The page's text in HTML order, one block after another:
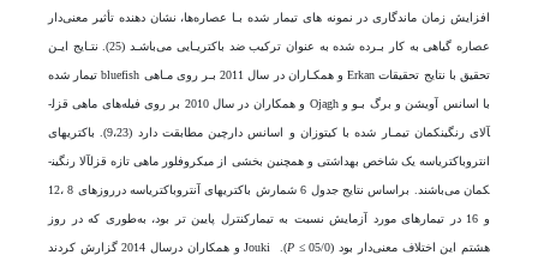
افزایش زمان ماندگاری در نمونه های تیمار شده بـا عصاره‌ها، نشان دهنده تأثیر معنی‌دار
عصاره گیاهی به کار بـرده شده به عنوان ترکیب ضد باکتریـایی می‌باشـد (25). نتـایج ایـن
تحقیق با نتایج تحقیقات Erkan و همکـاران در سال 2011 بـر روی مـاهی bluefish تیمار شده
با اسانس آویشن و برگ بـو و Ojagh و همکاران در سال 2010 بر روی فیله‌های ماهی قزل­
آلای رنگین­کمان تیمـار شده با کیتوزان و اسانس دارچین مطابقت دارد (9،23). باکتری­های
انتروباکتریاسه یک شاخص بهداشتی و همچنین بخشی از میکروفلور ماهی تازه قزل­آلا رنگین­
کمان می‌باشند. براساس نتایج جدول 6 شمارش باکتری­های آنتروباکتریاسه درروزهای 8 ،12
و 16 در تیمارهای مورد آزمایش نسبت به تیمارکنترل پایین تر بود، به‌طوری که در روز
هشتم این اختلاف معنی‌دار بود (05/0 ≥
P
). Jouki و همکاران درسال 2014 گزارش کردند